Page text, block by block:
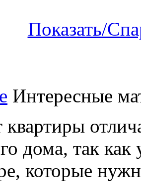
Показать/
Интересные
дома, так
которые